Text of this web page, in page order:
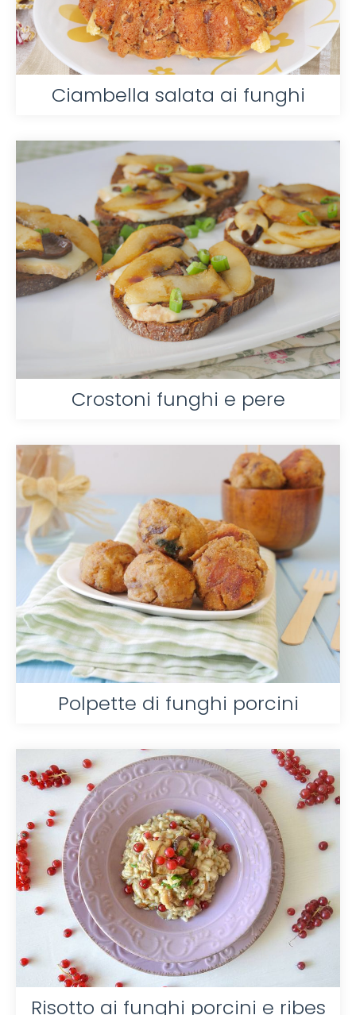
Ciambella salata ai funghi
Crostoni funghi e pere
Polpette di funghi porcini
Risotto ai funghi porcini e ribes